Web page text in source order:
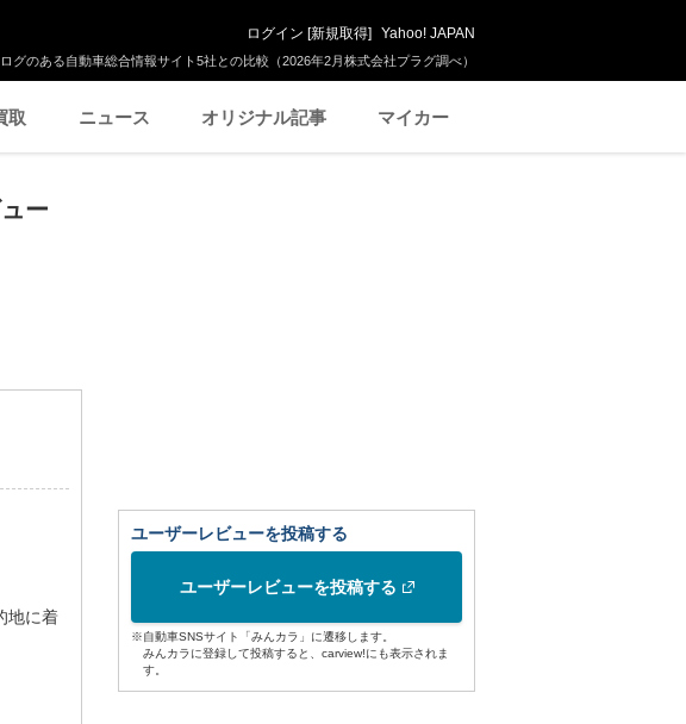
グのある自動車総合情報サイト5社との比較（2026年2月株式会社プラグ調べ）
ログイン [新規取得] Yahoo! JAPAN
取 ニュース オリジナル記事 マイカー
ー
地に着
ユーザーレビューを投稿する
ユーザーレビューを投稿する
※自動車SNSサイト「みんカラ」に遷移します。
みんカラに登録して投稿すると、carview!にも表示されま
す。